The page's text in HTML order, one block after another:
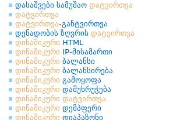
დასაშვები სამუშაო დატვირთვა
დატვირთვა
დატვირთვა-განტვირთვა
დენადობის ზღვრის დატვირთვა
დინამიკური HTML
დინამიკური IP-მისამართი
დინამიკური ბალანსი
დინამიკური ბალანსირება
დინამიკური გამოყოფა
დინამიკური დამუხრუჭება
დინამიკური დატვირთვა
დინამიკური დემპფერი
დინამიკური დიაპაზონი